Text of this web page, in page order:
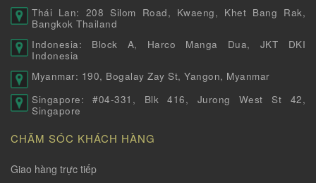
Thái Lan: 208 Silom Road, Kwaeng, Khet Bang Rak,
Bangkok Thailand
Indonesia: Block A, Harco Manga Dua, JKT DKI
Indonesia
Myanmar: 190, Bogalay Zay St, Yangon, Myanmar
Singapore: #04-331, Blk 416, Jurong West St 42,
Singapore
CHĂM SÓC KHÁCH HÀNG
Giao hàng trực tiếp